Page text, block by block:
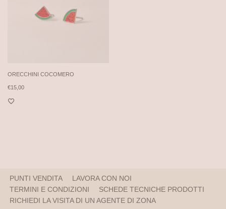
ORECCHINI COCOMERO
€15,00
PUNTI VENDITA
LAVORA CON NOI
TERMINI E CONDIZIONI
SCHEDE TECNICHE PRODOTTI
RICHIEDI LA VISITA DI UN AGENTE DI ZONA